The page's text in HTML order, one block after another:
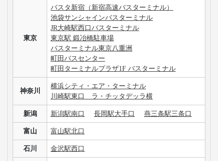
高速バス・深夜バスの安心・安全な運行を支える
主な加盟団体
日本バス協会 安全運行サポーター協議会
バスターミナル一覧、
バス停情報
ンター前）
福島 福島駅西口 ロータリー24番